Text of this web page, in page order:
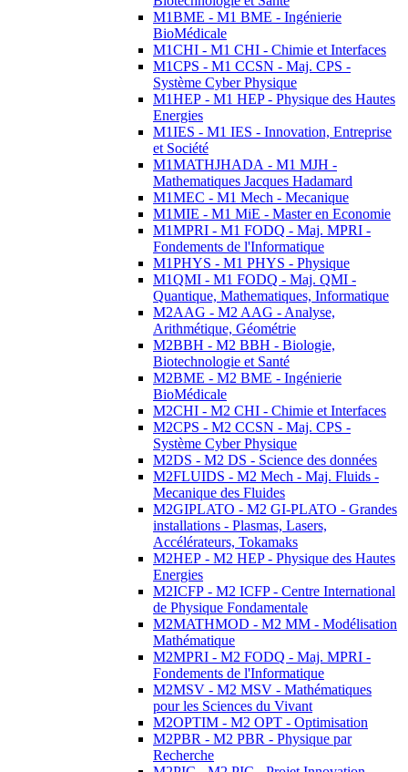
M1BME - M1 BME - Ingénierie
BioMédicale
M1CHI - M1 CHI - Chimie et Interfaces
M1CPS - M1 CCSN - Maj. CPS -
Système Cyber Physique
M1HEP - M1 HEP - Physique des Hautes
Energies
M1IES - M1 IES - Innovation, Entreprise
et Société
M1MATHJHADA - M1 MJH -
Mathematiques Jacques Hadamard
M1MEC - M1 Mech - Mecanique
M1MIE - M1 MiE - Master en Economie
M1MPRI - M1 FODQ - Maj. MPRI -
Fondements de l'Informatique
M1PHYS - M1 PHYS - Physique
M1QMI - M1 FODQ - Maj. QMI -
Quantique, Mathematiques, Informatique
M2AAG - M2 AAG - Analyse,
Arithmétique, Géométrie
M2BBH - M2 BBH - Biologie,
Biotechnologie et Santé
M2BME - M2 BME - Ingénierie
BioMédicale
M2CHI - M2 CHI - Chimie et Interfaces
M2CPS - M2 CCSN - Maj. CPS -
Système Cyber Physique
M2DS - M2 DS - Science des données
M2FLUIDS - M2 Mech - Maj. Fluids -
Mecanique des Fluides
M2GIPLATO - M2 GI-PLATO - Grandes
installations - Plasmas, Lasers,
Accélérateurs, Tokamaks
M2HEP - M2 HEP - Physique des Hautes
Energies
M2ICFP - M2 ICFP - Centre International
de Physique Fondamentale
M2MATHMOD - M2 MM - Modélisation
Mathématique
M2MPRI - M2 FODQ - Maj. MPRI -
Fondements de l'Informatique
M2MSV - M2 MSV - Mathématiques
pour les Sciences du Vivant
M2OPTIM - M2 OPT - Optimisation
M2PBR - M2 PBR - Physique par
Recherche